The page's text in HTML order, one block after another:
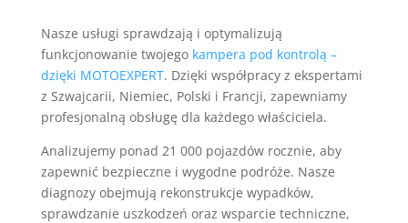
Nasze usługi sprawdzają i optymalizują
funkcjonowanie twojego kampera pod kontrolą –
dzięki MOTOEXPERT. Dzięki współpracy z ekspertami
z Szwajcarii, Niemiec, Polski i Francji, zapewniamy
profesjonalną obsługę dla każdego właściciela.
Analizujemy ponad 21 000 pojazdów rocznie, aby
zapewnić bezpieczne i wygodne podróże. Nasze
diagnozy obejmują rekonstrukcje wypadków,
sprawdzanie uszkodzeń oraz wsparcie techniczne,